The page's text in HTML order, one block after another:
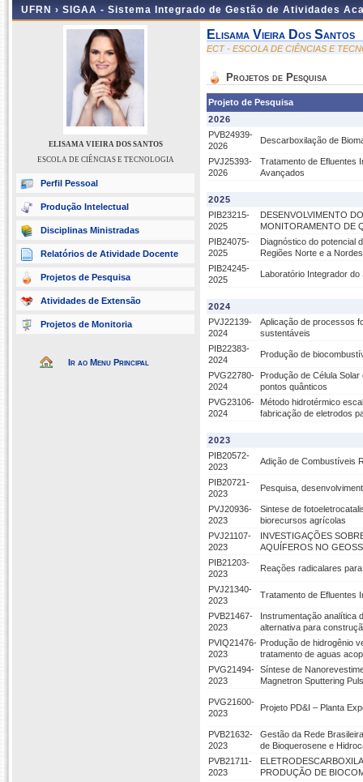
UFRN › SIGAA - Sistema Integrado de Gestão de Atividades
ELISAMA VIEIRA DOS SANTOS
ESCOLA DE CIÊNCIAS E TECNOLOGIA
Perfil Pessoal
Produção Intelectual
Disciplinas Ministradas
Relatórios de Atividade Docente
Projetos de Pesquisa
Atividades de Extensão
Projetos de Monitoria
Ir ao Menu Principal
Elisama Vieira Dos Santos
ECT - ESCOLA DE CIÊNCIAS E
Projetos de Pesquisa
Projeto de Pesquisa
2026
PVB24939-
2026
Descarboxilação de
PVJ25393-
2026
Tratamento de Efluentes
Avançados
2025
PIB23215-
2025
DESENVOLVIMENTO
MONITORAMENTO DE
PIB24075-
2025
Diagnóstico do potencial
Regiões Norte e a
PIB24245-
2025
Laboratório Integrador
2024
PVJ22139-
2024
Aplicação de processos
sustentáveis
PIB22383-
2024
Produção de
PVG22780-
2024
Produção de Célula
pontos quânticos
PVG23106-
2024
Método hidrotérmico
fabricação de eletrodos
2023
PIB20572-
2023
Adição de Combustíveis
PIB20721-
2023
Pesquisa,
PVJ20936-
2023
Sintese de
biorecursos agrícolas
PVJ21107-
2023
INVESTIGAÇÕES
AQUÍFEROS NO
PIB21203-
2023
Reações radicalares
PVJ21340-
2023
Tratamento de Efluentes
PVB21467-
2023
Instrumentação analítica
alternativa para
PVIQ21476-
2023
Produção de hidrogênio
tratamento de aguas
PVG21494-
2023
Síntese de
Magnetron Sputtering
PVG21600-
2023
Projeto PD&I – Planta
PVB21632-
2023
Gestão da Rede
de Bioquerosene e
PVB21711-
2023
PRODUÇÃO DE